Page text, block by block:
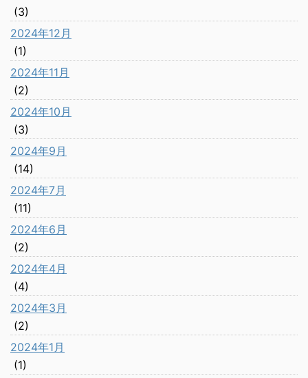
(3)
2024年12月
(1)
2024年11月
(2)
2024年10月
(3)
2024年9月
(14)
2024年7月
(11)
2024年6月
(2)
2024年4月
(4)
2024年3月
(2)
2024年1月
(1)